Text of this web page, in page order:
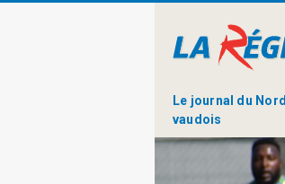
Le journal du Nord
vaudois